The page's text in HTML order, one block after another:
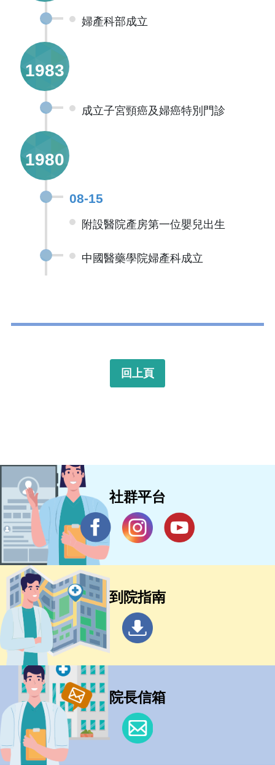
婦產科部成立
1983
成立子宮頸癌及婦癌特別門診
1980
08-15
附設醫院產房第一位嬰兒出生
中國醫藥學院婦產科成立
回上頁
社群平台
到院指南
院長信箱